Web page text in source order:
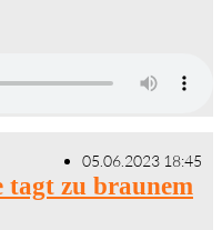
05.06.2023 18:45
tagt zu braunem